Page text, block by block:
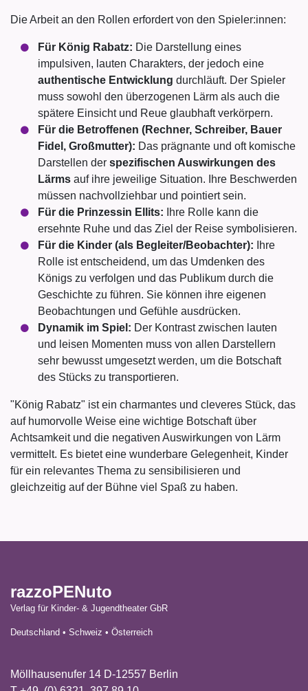
Die Arbeit an den Rollen erfordert von den Spieler:innen:
Für König Rabatz: Die Darstellung eines
impulsiven, lauten Charakters, der jedoch eine
authentische Entwicklung durchläuft. Der Spieler
muss sowohl den überzogenen Lärm als auch die
spätere Einsicht und Reue glaubhaft verkörpern.
Für die Betroffenen (Rechner, Schreiber, Bauer
Fidel, Großmutter): Das prägnante und oft komische
Darstellen der spezifischen Auswirkungen des
Lärms auf ihre jeweilige Situation. Ihre Beschwerden
müssen nachvollziehbar und pointiert sein.
Für die Prinzessin Ellits: Ihre Rolle kann die
ersehnte Ruhe und das Ziel der Reise symbolisieren.
Für die Kinder (als Begleiter/Beobachter): Ihre
Rolle ist entscheidend, um das Umdenken des
Königs zu verfolgen und das Publikum durch die
Geschichte zu führen. Sie können ihre eigenen
Beobachtungen und Gefühle ausdrücken.
Dynamik im Spiel: Der Kontrast zwischen lauten
und leisen Momenten muss von allen Darstellern
sehr bewusst umgesetzt werden, um die Botschaft
des Stücks zu transportieren.
"König Rabatz" ist ein charmantes und cleveres Stück, das
auf humorvolle Weise eine wichtige Botschaft über
Achtsamkeit und die negativen Auswirkungen von Lärm
vermittelt. Es bietet eine wunderbare Gelegenheit, Kinder
für ein relevantes Thema zu sensibilisieren und
gleichzeitig auf der Bühne viel Spaß zu haben.
razzoPENuto
Verlag für Kinder- & Jugendtheater GbR
Deutschland • Schweiz • Österreich
Möllhausenufer 14 D-12557 Berlin